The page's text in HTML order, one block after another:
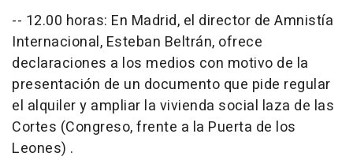
-- 12.00 horas: En Madrid, el director de Amnistía
Internacional, Esteban Beltrán, ofrece
declaraciones a los medios con motivo de la
presentación de un documento que pide regular
el alquiler y ampliar la vivienda social laza de las
Cortes (Congreso, frente a la Puerta de los
Leones) .